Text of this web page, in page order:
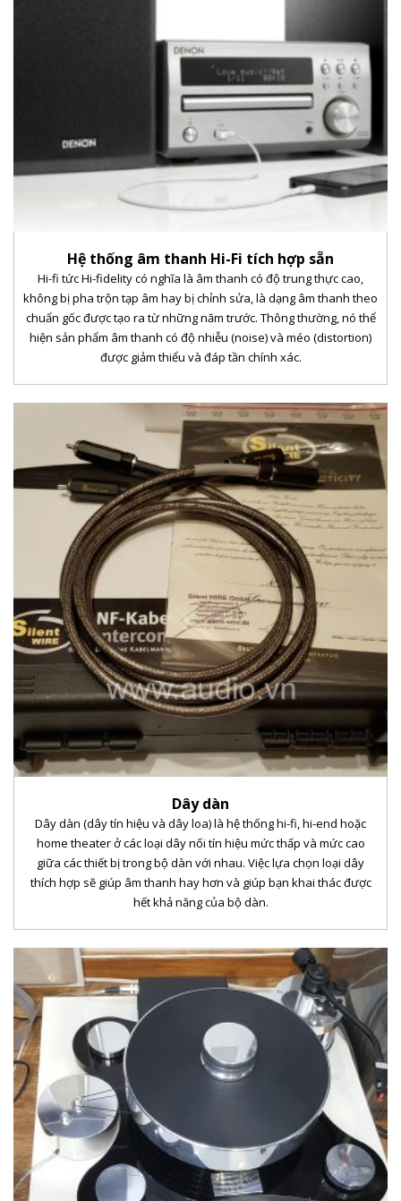
Hệ thống âm thanh Hi-Fi tích hợp sẵn
Hi-fi tức Hi-fidelity có nghĩa là âm thanh có độ trung thực cao,
không bị pha trộn tạp âm hay bị chỉnh sửa, là dạng âm thanh theo
chuẩn gốc được tạo ra từ những năm trước. Thông thường, nó thể
hiện sản phẩm âm thanh có độ nhiễu (noise) và méo (distortion)
được giảm thiểu và đáp tần chính xác.
Dây dàn
Dây dàn (dây tín hiệu và dây loa) là hệ thống hi-fi, hi-end hoặc
home theater ở các loại dây nối tín hiệu mức thấp và mức cao
giữa các thiết bị trong bộ dàn với nhau. Việc lựa chọn loại dây
thích hợp sẽ giúp âm thanh hay hơn và giúp bạn khai thác được
hết khả năng của bộ dàn.